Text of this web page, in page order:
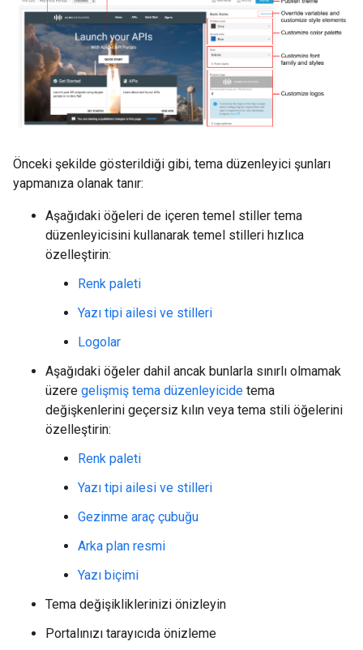
Önceki şekilde gösterildiği gibi, tema düzenleyici şunları
yapmanıza olanak tanır:
Aşağıdaki öğeleri de içeren temel stiller tema
düzenleyicisini kullanarak temel stilleri hızlıca
özelleştirin:
Renk paleti
Yazı tipi ailesi ve stilleri
Logolar
Aşağıdaki öğeler dahil ancak bunlarla sınırlı olmamak
üzere gelişmiş tema düzenleyicide tema
değişkenlerini geçersiz kılın veya tema stili öğelerini
özelleştirin:
Renk paleti
Yazı tipi ailesi ve stilleri
Gezinme araç çubuğu
Arka plan resmi
Yazı biçimi
Tema değişikliklerinizi önizleyin
Portalınızı tarayıcıda önizleme